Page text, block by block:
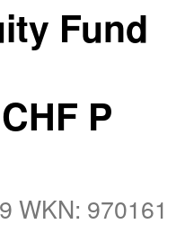
Fund
P
WKN: 970161